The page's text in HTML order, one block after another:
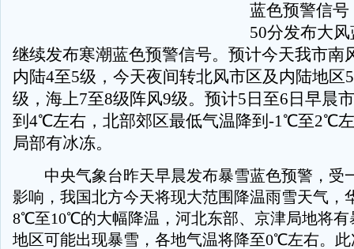
蓝色预警信
50分发布大
继续发布寒潮蓝色预警信号。预计今天我市南
内陆4至5级，今天夜间转北风市区及内陆地区
级，海上7至8级阵风9级。预计5日至6日早晨
到4℃左右，北部郊区最低气温降到-1℃至2℃
局部有冰冻。
中央气象台昨天早晨发布暴雪蓝色预警，受
影响，我国北方今天将现大范围降温雨雪天气，
8℃至10℃的大幅降温，河北东部、京津局地将有
地区可能出现暴雪，各地气温将降至0℃左右。